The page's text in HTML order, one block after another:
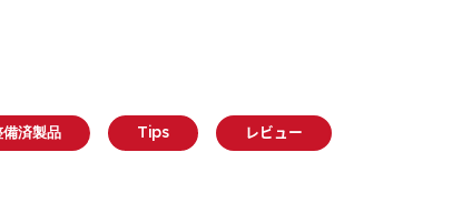
備済製品 Tips レビュー